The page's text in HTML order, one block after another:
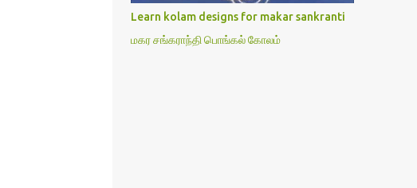
kolam,Hridayakamalam kolam and
thiruvilakku pooja stotram/slokas along
with 108 potri in tamil. i.e Archanai slokam
Learn kolam designs for makar sankranti
மகர சங்கராந்தி பொங்கல் கோலம்